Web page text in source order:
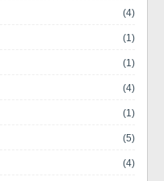
(4)
(1)
(1)
(4)
(1)
(5)
(4)